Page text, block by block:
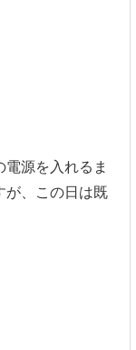
源を入れるま
が、この日は既